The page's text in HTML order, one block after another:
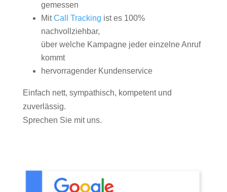
gemessen
MitCall Tracking ist es 100%
nachvollziehbar,
über welche Kampagne jeder einzelne Anruf
kommt
hervorragender Kundenservice
Einfach nett, sympathisch, kompetent und
zuverlässig.
Sprechen Sie mit uns.